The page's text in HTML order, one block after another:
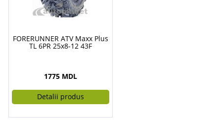
FORERUNNER ATV Maxx Plus
TL 6PR 25x8-12 43F
1775 MDL
Detalii produs